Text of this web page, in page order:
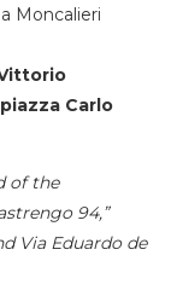
Moncalieri
Carlo
of the
94,”
Via Eduardo de